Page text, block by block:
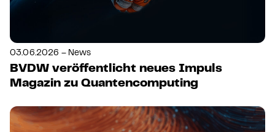
03.06.2026 – News
BVDW veröffentlicht neues Impuls
Magazin zu Quantencomputing